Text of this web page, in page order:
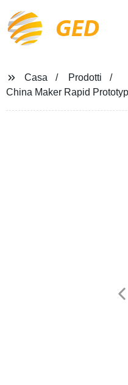
GED
Casa
Prodotti
China Maker Rapid